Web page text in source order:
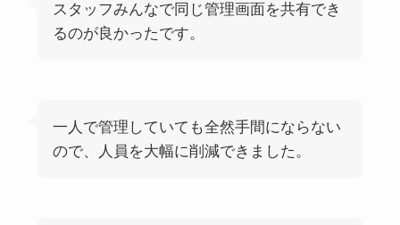
スタッフみんなで同じ管理画面を共有でき
るのが良かったです。
一人で管理していても全然手間にならない
ので、人員を大幅に削減できました。